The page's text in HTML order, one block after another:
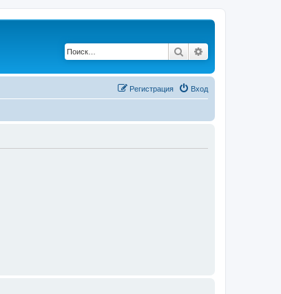
Поиск
Вход
Регистрация